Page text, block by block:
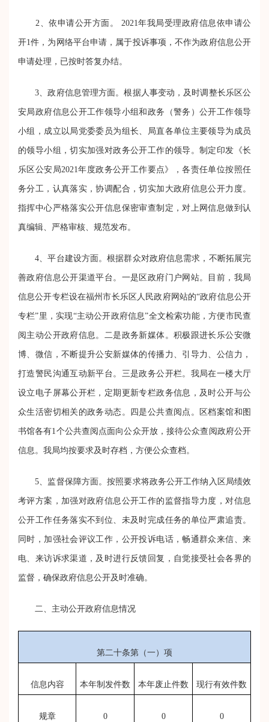
2、依申请公开方面。 2021年我局受理政府信息依申请公
开1件，为网络平台申请，属于投诉事项，不作为政府信息公开
申请处理 ， 已按时答复 办结。
3、政府信息管理方面。根据人事变动，及时调整长乐区公
安局政府信息公开工作领导小组和政务（警务）公开工作领导
小组，成立以局党委委员为组长、局直各单位主要领导为成员
的领导小组，切实加强对政务公开工作的领导。制定印发《长
乐区公安局2021年度政务公开工作要点》，各责任单位按照任
务分工，认真落实，协调配合，切实加大政府信息公开力度。
指挥中心严格落实公开信息保密审查制定， 对上网信息做到认
真编辑、严格审核、规范发布。
4、平台建设方面。根据群众对政府信息需求，不断拓展完
善政府信息公开渠道平台。一是区政府门户网站。目前，我局
信息公开专栏设在福州市长乐区人民政府网站的“政府信息公开
专栏”里，实现“主动公开政府信息”全文检索功能，方便市民查
阅主动公开政府信息。二是政务新媒体。积极跟进长乐公安微
博、微信，不断提升公安新媒体的传播力、引导力、公信力，
打造警民沟通互动新平台。三是政务公开栏。我局在一楼大厅
设立电子屏幕公开栏，定期更新专栏政务信息，及时公开与公
众生活密切相关的政务动态。四是公共查阅点。区档案馆和图
书馆各有1个公共查阅点面向公众开放，接待公众查阅政府公开
信息。我局均按要求及时存档，方便公众查档。
5、监督保障方面。按照要求将政务公开工作纳入区局绩效
考评方案， 加强对政府信息公开工作的监督指导力度， 对信息
公开工作任务落实不到位、未及时完成任务的单位严肃追责。
同时，加强社会评议工作， 公开投诉电话，畅通群众来信、来
电、来访诉求渠道，及时进行反馈回复，自觉接受社会各界的
监督，确保政府信息公开及时准确。
二、主动公开政府信息情况
第二十条第（一）项
信息内容 本年制发件数 本年废止件数 现行有效件数
规章 0 0 0